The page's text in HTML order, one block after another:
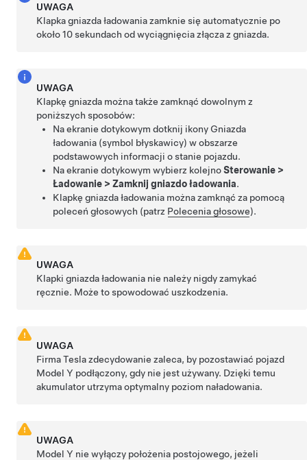
UWAGA
Klapka gniazda ładowania zamknie się automatycznie po
około 10 sekundach od wyciągnięcia złącza z gniazda.
UWAGA
Klapkę gniazda można także zamknąć dowolnym z
poniższych sposobów:
Na ekranie dotykowym dotknij ikony Gniazda
ładowania (symbol błyskawicy) w obszarze
podstawowych informacji o stanie pojazdu.
Na ekranie dotykowym wybierz kolejnoSterowanie >
Ładowanie >Zamknij gniazdo ładowania.
Klapkę gniazda ładowania można zamknąć za pomocą
poleceń głosowych (patrz Polecenia głosowe).
UWAGA
Klapki gniazda ładowania nie należy nigdy zamykać
ręcznie. Może to spowodować uszkodzenia.
UWAGA
Firma Tesla zdecydowanie zaleca, by pozostawiać pojazd
Model Y podłączony, gdy nie jest używany. Dzięki temu
akumulator utrzyma optymalny poziom naładowania.
UWAGA
Model Y nie wyłączy położenia postojowego, jeżeli